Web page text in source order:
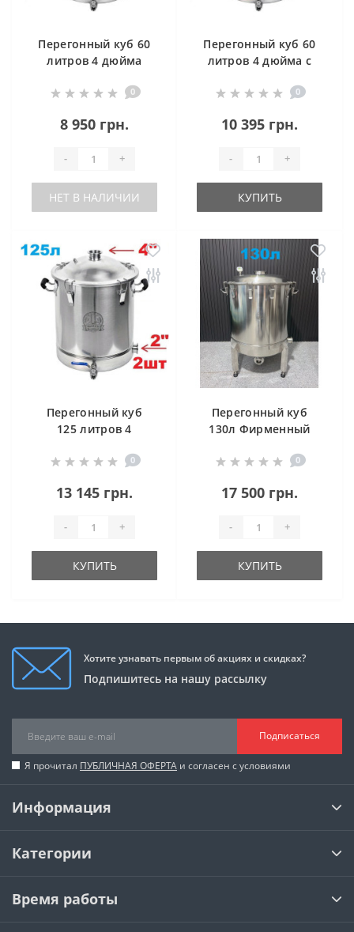
Перегонный куб 60
литров 4 дюйма
0
8 950 грн.
- +
НЕТ В НАЛИЧИИ
Перегонный куб 60
литров 4 дюйма с
0
10 395 грн.
- +
КУПИТЬ
Перегонный куб
125 литров 4
0
13 145 грн.
- +
КУПИТЬ
Перегонный куб
130л Фирменный
0
17 500 грн.
- +
КУПИТЬ
Хотите узнавать первым об акциях и скидках?
Подпишитесь на нашу рассылку
Подписаться
Я прочитал ПУБЛИЧНАЯ ОФЕРТА и согласен с условиями
Информация
Категории
Время работы